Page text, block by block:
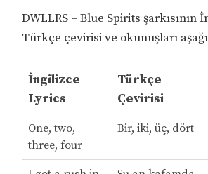
DWLLRS – Blue Spirits şarkısının
Türkçe çevirisi ve okunuşları
İngilizce
Lyrics
Türkçe
Çevirisi
One, two,
three, four
Bir, iki, üç, dört